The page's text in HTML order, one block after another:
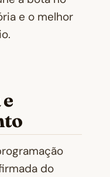
e o melhor
do